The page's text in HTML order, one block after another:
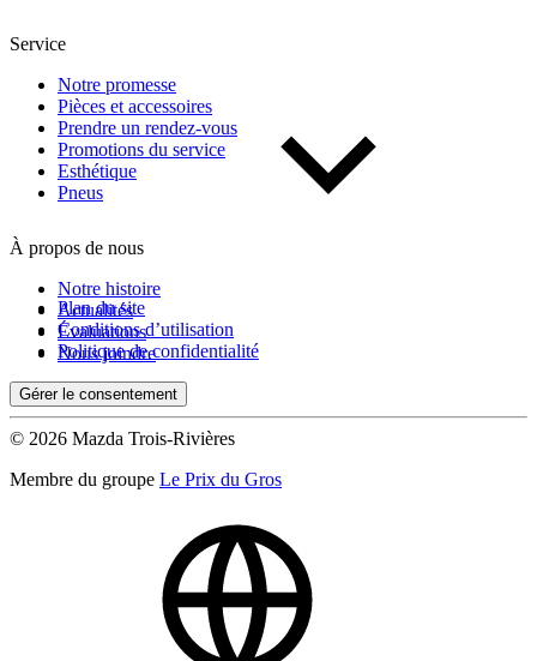
Service
Notre promesse
Pièces et accessoires
Prendre un rendez-vous
Promotions du service
Esthétique
Pneus
À propos de nous
Notre histoire
Actualités
Évaluations
Nous joindre
Plan du site
Conditions d’utilisation
Politique de confidentialité
Gérer le consentement
© 2026 Mazda Trois-Rivières
Membre du groupe Le Prix du Gros